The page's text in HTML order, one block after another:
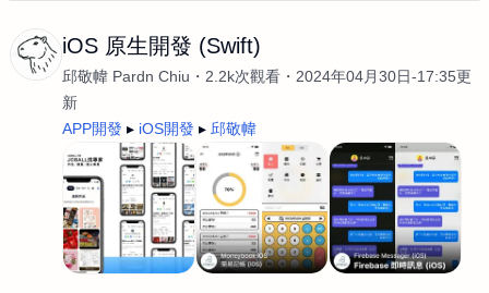
iOS 原生開發 (Swift)
邱敬幃 Pardn Chiu 2.2k次觀看
2024年04月30日-17:35更
新
APP開發
iOS開發 邱敬幃